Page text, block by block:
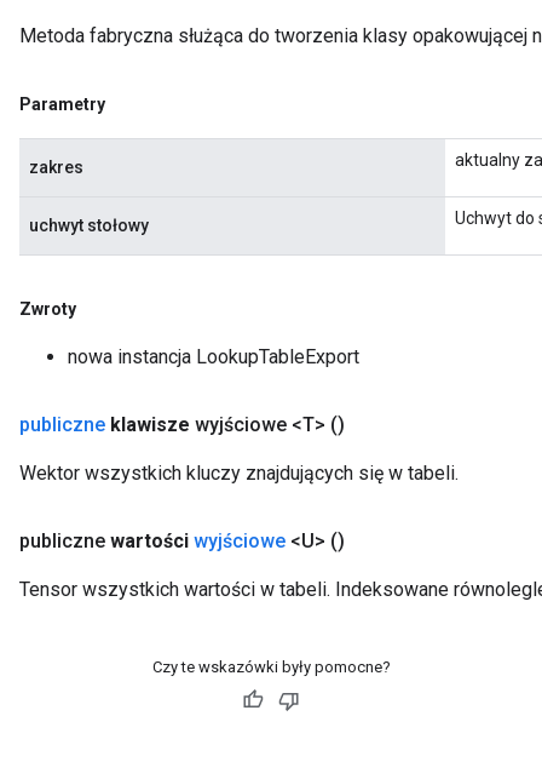
Metoda fabryczna służąca do tworzenia klasy opakowującej
Parametry
zakres aktualny
uchwyt stołowy Uchwyt do
Zwroty
nowa instancja LookupTableExport
publiczne klawisze wyjściowe <T> ()
Wektor wszystkich kluczy znajdujących się w tabeli.
publiczne wartości wyjściowe <U> ()
Tensor wszystkich wartości w tabeli. Indeksowane
Czy te wskazówki były pomocne?